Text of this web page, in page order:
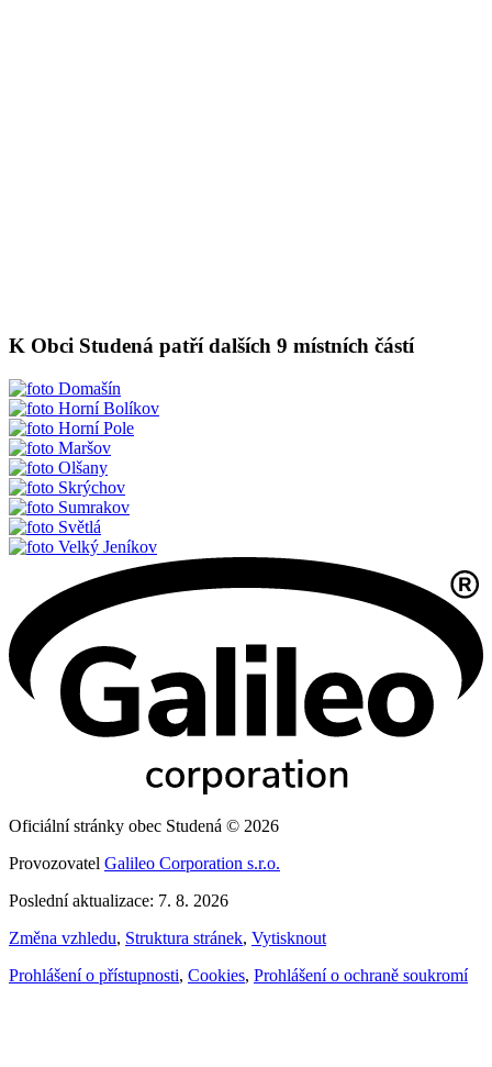
K Obci Studená patří dalších 9 místních částí
Domašín
Horní Bolíkov
Horní Pole
Maršov
Olšany
Skrýchov
Sumrakov
Světlá
Velký Jeníkov
Oficiální stránky obec Studená © 2026
Provozovatel Galileo Corporation s.r.o.
Poslední aktualizace: 7. 8. 2026
Změna vzhledu, Struktura stránek, Vytisknout
Prohlášení o přístupnosti, Cookies, Prohlášení o ochraně soukromí